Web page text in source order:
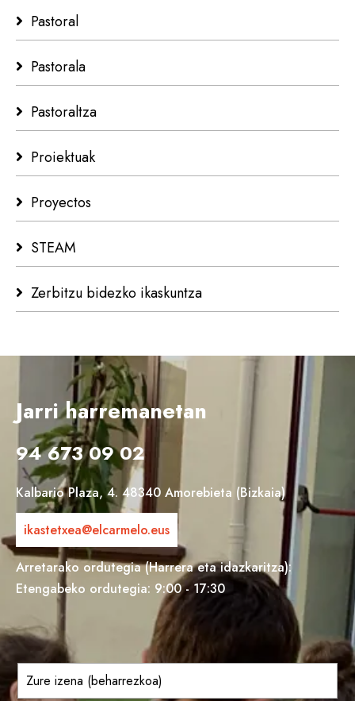
Pastoral
Pastorala
Pastoraltza
Proiektuak
Proyectos
STEAM
Zerbitzu bidezko ikaskuntza
Jarri harremanetan
94 673 09 02
Kalbario Plaza, 4. 48340 Amorebieta (Bizkaia)
ikastetxea@elcarmelo.eus
Arretarako ordutegia (Harrera eta idazkaritza):
Etengabeko ordutegia: 9:00 - 17:30